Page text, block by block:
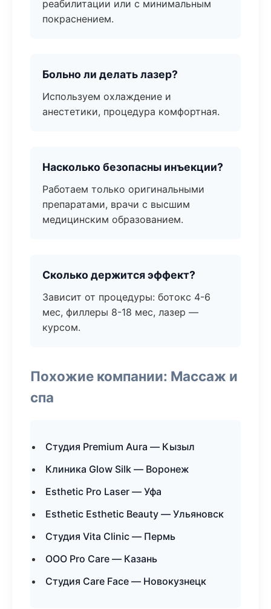
реабилитации или с минимальным
покраснением.
Больно ли делать лазер?
Используем охлаждение и
анестетики, процедура комфортная.
Насколько безопасны инъекции?
Работаем только оригинальными
препаратами, врачи с высшим
медицинским образованием.
Сколько держится эффект?
Зависит от процедуры: ботокс 4-6
мес, филлеры 8-18 мес, лазер —
курсом.
Похожие компании: Массаж и
спа
Студия Premium Aura — Кызыл
Клиника Glow Silk — Воронеж
Esthetic Pro Laser — Уфа
Esthetic Esthetic Beauty — Ульяновск
Студия Vita Clinic — Пермь
ООО Pro Care — Казань
Студия Care Face — Новокузнецк